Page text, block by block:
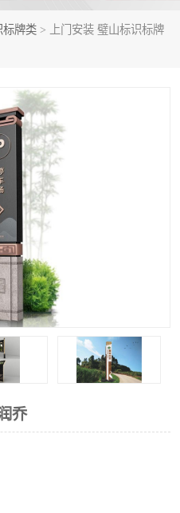
标牌类 > 上门安装 璧山标识标牌
乔
条幅